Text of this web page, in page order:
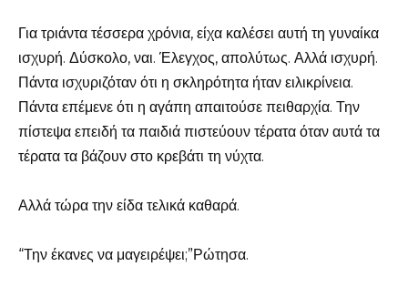
Για τριάντα τέσσερα χρόνια, είχα καλέσει αυτή τη γυναίκα
ισχυρή. Δύσκολο, ναι. Έλεγχος, απολύτως. Αλλά ισχυρή.
Πάντα ισχυριζόταν ότι η σκληρότητα ήταν ειλικρίνεια.
Πάντα επέμενε ότι η αγάπη απαιτούσε πειθαρχία. Την
πίστεψα επειδή τα παιδιά πιστεύουν τέρατα όταν αυτά τα
τέρατα τα βάζουν στο κρεβάτι τη νύχτα.
Αλλά τώρα την είδα τελικά καθαρά.
“Την έκανες να μαγειρέψει;”Ρώτησα.